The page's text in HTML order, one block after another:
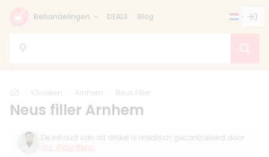
Behandelingen DEALS Blog
Home
Klinieken Arnhem Neus Filler
Neus filler Arnhem
De inhoud van dit artikel is medisch gecontroleerd door:
Drs. Onur Kenc